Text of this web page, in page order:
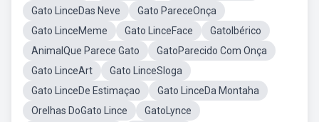
Gato LinceDas Neve
Gato PareceOnça
Gato LinceMeme
Gato LinceFace
GatoIbérico
AnimalQue Parece Gato
GatoParecido Com Onça
Gato LinceArt
Gato LinceSloga
Gato LinceDe Estimaçao
Gato LinceDa Montaha
Orelhas DoGato Lince
GatoLynce